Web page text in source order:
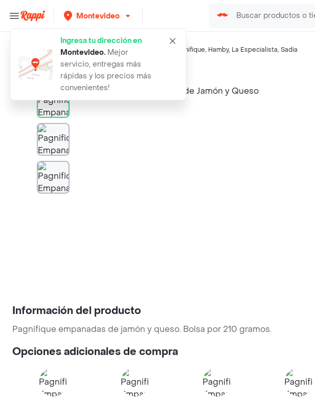
Montevideo
Ingresa tu dirección en
Montevideo. Mejor
servicio, entregas más
rápidas y los precios más
convenientes!
Búsquedas relacionadas:Sandwiches y empanadas Pagnifique, Hamby, La Especialista, Sadia
Rappi pagnifique empanadas de jamon y que
Información del producto
Pagnifique empanadas de jamón y queso. Bolsa por 210 gramos.
Opciones adicionales de compra